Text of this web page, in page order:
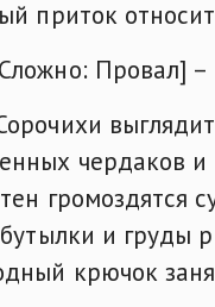
приток
Провал] –
чердаков и
громоздятся
и груды
крючок